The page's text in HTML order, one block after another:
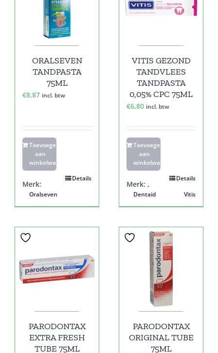
ORALSEVEN
TANDPASTA
75ML
€8,87 incl. btw
Toevoegen
aan
winkelwagen
Details
Merk:
Oralseven
VITIS GEZOND
TANDVLEES
TANDPASTA
0,05% CPC 75ML
€6,80 incl. btw
Toevoegen
aan
winkelwagen
Details
Merk:
Dentaid
,
Vitis
PARODONTAX
EXTRA FRESH
TUBE 75ML
PARODONTAX
ORIGINAL TUBE
75ML